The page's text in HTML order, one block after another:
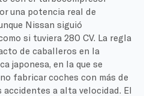
una potencia real de
Nissan siguió
si tuviera 280 CV. La regla
de caballeros en la
japonesa, en la que se
fabricar coches con más de
accidentes a alta velocidad. El